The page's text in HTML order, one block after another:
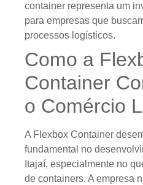
container representa um
para empresas que
processos logísticos.
Como a
Container
o Comércio
A Flexbox Container
fundamental no
Itajaí, especialmente no
de containers. A empresa